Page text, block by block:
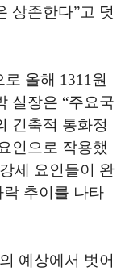
상존한다”고 덧
올해 1311원
실장은 “주요국
긴축적 통화정
인으로 작용했
세 요인들이 완
추이를 나타
예상에서 벗어